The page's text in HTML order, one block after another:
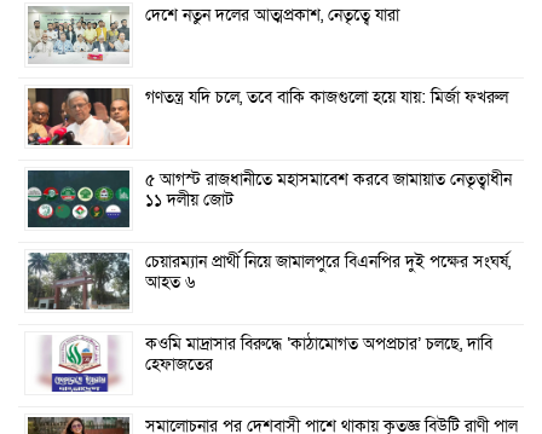
দেশে নতুন দলের আত্মপ্রকাশ, নেতৃত্বে যারা
গণতন্ত্র যদি চলে, তবে বাকি কাজগুলো হয়ে যায়: মির্জা ফখরুল
৫ আগস্ট রাজধানীতে মহাসমাবেশ করবে জামায়াত নেতৃত্বাধীন
১১ দলীয় জোট
চেয়ারম্যান প্রার্থী নিয়ে জামালপুরে বিএনপির দুই পক্ষের সংঘর্ষ,
আহত ৬
কওমি মাদ্রাসার বিরুদ্ধে ‘কাঠামোগত অপপ্রচার’ চলছে, দাবি
হেফাজতের
সমালোচনার পর দেশবাসী পাশে থাকায় কৃতজ্ঞ বিউটি রাণী পাল